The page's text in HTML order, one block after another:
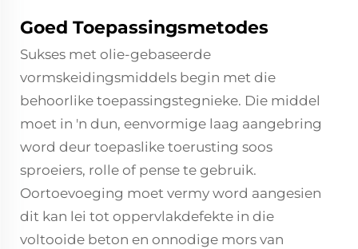
Goed Toepassingsmetodes
Sukses met olie-gebaseerde
vormskeidingsmiddels begin met die
behoorlike toepassingstegnieke. Die middel
moet in 'n dun, eenvormige laag aangebring
word deur toepaslike toerusting soos
sproeiers, rolle of pense te gebruik.
Oortoevoeging moet vermy word aangesien
dit kan lei tot oppervlakdefekte in die
voltooide beton en onnodige mors van